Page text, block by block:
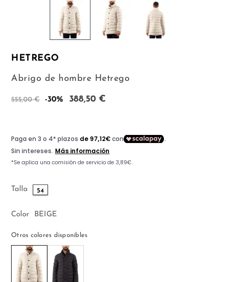
HETREGO
Abrigo de hombre Hetrego
555,00 € -30% 388,50 €
Talla 54
Color BEIGE
Otros colores disponibles